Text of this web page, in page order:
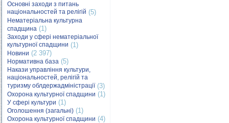
Основні заходи з питань
національностей та релігій (5)
Нематеріальна культурна
спадщина (1)
Заходи у сфері нематеріальної
культурної спадщини (1)
Новини (2 397)
Нормативна база (5)
Накази управління культури,
національностей, релігій та
туризму облдержадміністрації(3)
Охорона культурної спадщини (1)
У сфері культури (1)
Оголошення (загальні) (1)
Охорона культурної спадщини (4)